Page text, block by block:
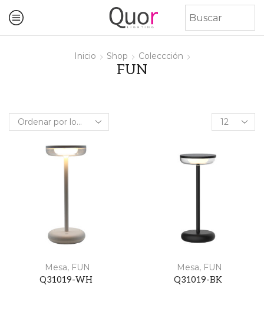
Inicio Shop Coleccción
FUN
Products
per
Mesa, FUN
Q31019-WH
Mesa, FUN
Q31019-BK